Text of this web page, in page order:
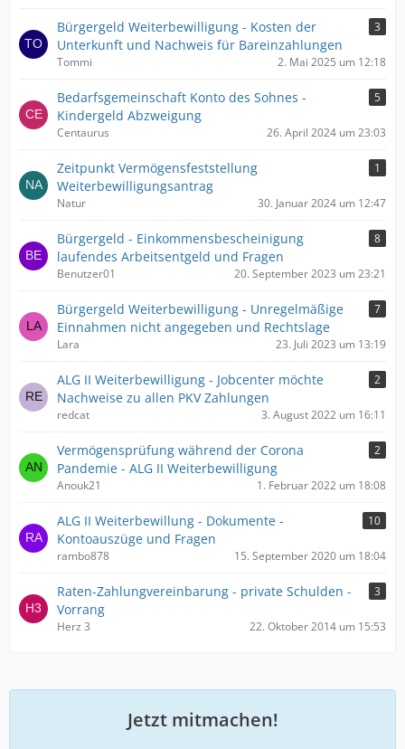
Bürgergeld Weiterbewilligung - Kosten der
Unterkunft und Nachweis für Bareinzahlungen
3
Tommi 2. Mai 2025 um 12:18
Bedarfsgemeinschaft Konto des Sohnes -
Kindergeld Abzweigung
5
Centaurus 26. April 2024 um 23:03
Zeitpunkt Vermögensfeststellung
Weiterbewilligungsantrag
1
Natur 30. Januar 2024 um 12:47
Bürgergeld - Einkommensbescheinigung
laufendes Arbeitsentgeld und Fragen
8
Benutzer01 20. September 2023 um 23:21
Bürgergeld Weiterbewilligung - Unregelmäßige
Einnahmen nicht angegeben und Rechtslage
7
Lara 23. Juli 2023 um 13:19
ALG II Weiterbewilligung - Jobcenter möchte
Nachweise zu allen PKV Zahlungen
2
redcat 3. August 2022 um 16:11
Vermögensprüfung während der Corona
Pandemie - ALG II Weiterbewilligung
2
Anouk21 1. Februar 2022 um 18:08
ALG II Weiterbewillung - Dokumente -
Kontoauszüge und Fragen
10
rambo878 15. September 2020 um 18:04
Raten-Zahlungvereinbarung - private Schulden -
Vorrang
3
Herz 3 22. Oktober 2014 um 15:53
Jetzt mitmachen!